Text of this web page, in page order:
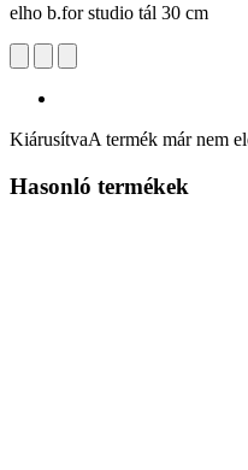
elho b.for studio tál 30 cm
KiárusítvaA termék már nem
Hasonló termékek